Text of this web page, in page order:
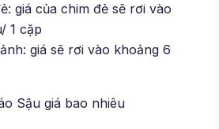
giá của chim đẻ sẽ rơi vào
1 cặp
giá sẽ rơi vào khoảng 6
Sậu giá bao nhiêu